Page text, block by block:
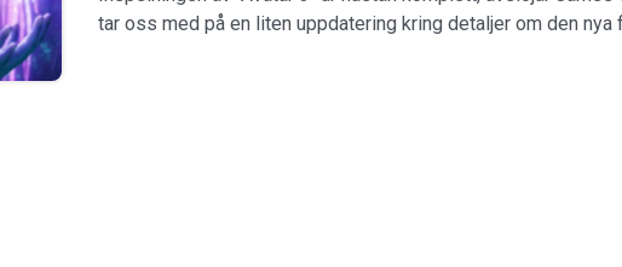
tar oss med på en liten uppdatering kring detaljer om den nya